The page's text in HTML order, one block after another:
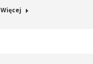
Więcej